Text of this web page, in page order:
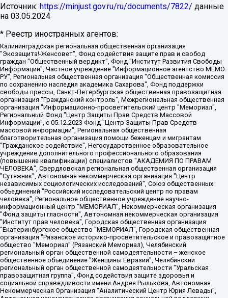
Источник: https://minjust.gov.ru/ru/documents/7822/ данные
на 03.05.2024
* Реестр иностранных агентов:
Калининградская региональная общественная организация "Экозащита!-Женсовет", Фонд содействия защите прав и свобод граждан "Общественный вердикт", Фонд "Институт Развития Свободы Информации", Частное учреждение "Информационное агентство МЕМО. РУ", Региональная общественная организация "Общественная комиссия по сохранению наследия академика Сахарова", Фонд поддержки свободы прессы, Санкт-Петербургская общественная правозащитная организация "Гражданский контроль", Межрегиональная общественная организация "Информационно-просветительский центр "Мемориал", Региональный Фонд "Центр Защиты Прав Средств Массовой Информации", с 05.12.2023 Фонд "Центр Защиты Прав Средств массовой информации", Региональная общественная благотворительная организация помощи беженцам и мигрантам "Гражданское содействие", Негосударственное образовательное учреждение дополнительного профессионального образования (повышение квалификации) специалистов "АКАДЕМИЯ ПО ПРАВАМ ЧЕЛОВЕКА", Свердловская региональная общественная организация "Сутяжник", Автономная некоммерческая организация "Центр независимых социологических исследований", Союз общественных объединений "Российский исследовательский центр по правам человека", Региональное общественное учреждение научно-информационный центр "МЕМОРИАЛ", Некоммерческая организация "Фонд защиты гласности", Автономная некоммерческая организация "Институт прав человека", Городская общественная организация "Екатеринбургское общество "МЕМОРИАЛ", Городская общественная организация "Рязанское историко-просветительское и правозащитное общество "Мемориал" (Рязанский Мемориал), Челябинский региональный орган общественной самодеятельности – женское общественное объединение "Женщины Евразии", Челябинский региональный орган общественной самодеятельности "Уральская правозащитная группа", Фонд содействия защите здоровья и социальной справедливости имени Андрея Рылькова, Автономная Некоммерческая Организация "Аналитический Центр Юрия Левады", Автономная некоммерческая организация социальной поддержки населения "Проект Апрель", Региональная общественная организация помощи женщинам и детям, находящимся в кризисной ситуации "Информационно-методический центр "Анна", Фонд содействия развитию массовых коммуникаций и правовому просвещению "Так-так-Так", Фонд содействия устойчивому развитию "Серебряная тайга", Свердловский региональный общественный фонд социальных проектов "Новое время", "Idel.Реалии", Кавказ.Реалии, Крым.Реалии, Телеканал Настоящее Время, Татаро-башкирская служба Радио Свобода (Azatliq Radiosi), Радио Свободная Европа/Радио Свобода (PCE/PC), "Сибирь.Реалии", "Фактограф", Благотворительный фонд помощи осужденным и их семьям, Автономная некоммерческая организация "Институт глобализации и социальных движений", Фонд "В защиту прав заключенных", Частное учреждение "Центр поддержки и содействия развитию средств массовой информации", Пензенский региональный общественный благотворительный фонд "Гражданский союз", "Север.Реалии", Некоммерческая организация Фонд "Правовая инициатива", Общество с ограниченной ответственностью "Радио Свободная Европа/Радио Свобода", Чешское информационное агентство "MEDIUM-ORIENT", Красноярская региональная общественная организация "Мы против СПИДа", Камалягин Денис Николаевич, Маркелов Сергей Евгеньевич, Пономарев Лев Александрович, Савицкая Людмила Алексеевна, Автономная некоммерческая организация "Центр по работе с проблемой насилия "НАСИЛИЮ.НЕТ", Межрегиональный профессиональный союз работников здравоохранения "Альянс врачей", Юридическое лицо, зарегистрированное в Латвийской Республике, SIA "Medusa Project" (регистрационный номер 40103797863, дата регистрации 10.06.2014), Некоммерческая организация "Фонд по борьбе с коррупцией", Автономная некоммерческая организация "Институт права и публичной политики", Баданин Роман Сергеевич, Гликин Максим Александрович, Железнова Мария Михайловна, Лукьянова Юлия Сергеевна, Маетная Елизавета Витальевна, Маняхин Петр Борисович, Чуракова Ольга Владимировна, Ярош Юлия Петровна, Юридическое лицо "The Insider SIA", зарегистрированное в Риге, Латвийская Республика (дата регистрации 26.06.2015), являющееся администратором доменного имени интернет-издания "The Insider SIA", https://theins.ru, Постернак Алексей Евгеньевич, Рубин Михаил Аркадьевич, Анин Роман Александрович, Юридическое лицо Istories fonds, зарегистрированное в Латвийской Республике (регистрационный номер 50008295751, дата регистрации 24.02.2020), Великовский Дмитрий Александрович, Долинина Ирина Николаевна, Мароховская Алеся Алексеевна, Шлейнов Роман Юрьевич, Шмагун Олеся Валентиновна, Общество с ограниченной ответственностью "Альтаир 2021", Общество с ограниченной ответственностью "Вега 2021", Общество с ограниченной ответственностью "Главный редактор 2021", Общество с ограниченной ответственностью "Ромашки монолит", Важенков Артем Валерьевич, Ивановская областная общественная организация "Центр гендерных исследований", Гурман Юрий Альбертович, Медиапроект "ОВД-Инфо", Егоров Владимир Владимирович, Жилинский Владимир Александрович, Общество с ограниченной ответственностью "ЗП", Иванова София Юрьевна, Карезина Инна Павловна, Кильтау Екатерина Викторовна, Петров Алексей Викторович, Пискунов Сергей Евгеньевич, Смирнов Сергей Сергеевич, Тихонов Михаил Сергеевич, Общество с ограниченной ответственностью "ЖУРНАЛИСТ-ИНОСТРАННЫЙ АГЕНТ", Арапова Галина Юрьевна, Вольтская Татьяна Анатольевна, Американская компания "Mason G.E.S. Anonymous Foundation" (США), являющаяся владельцем интернет-издания https://mnews.world/, Компания "Stichting Bellingcat", зарегистрированная в Нидерландах (дата регистрации 11.07.2018), Захаров Андрей Вячеславович, Клепиковская Екатерина Дмитриевна, Общество с ограниченной ответственностью "МЕМО", Перл Роман Александрович, Симонов Евгений Алексеевич, Соловьева Елена Анатольевна, Сотников Даниил Владимирович, Сурначева Елизавета Дмитриевна, Автономная некоммерческая организация по защите прав человека и информированию населения "Якутия – Наше Мнение", Общество с ограниченной ответственностью "Москоу диджитал медиа", с 26.01.2023 Общество с ограниченной ответственностью "Чайка Белые сады", Ветошкина Валерия Валерьевна, Заговора Максим Александрович, Межрегиональное общественное движение "Российская ЛГБТ - сеть", Оленичев Максим Владимирович, Павлов Иван Юрьевич, Скворцова Елена Сергеевна, Общество с ограниченной ответственностью "Как бы инагент", Кочетков Игорь Викторович, Общество с ограниченной ответственностью "Честные выборы", Еланчик Олег Александрович, Общество с ограниченной ответственностью "Нобелевский призыв", Гималова Регина Эмилевна, Григорьев Андрей Валерьевич, Григорьева Алина Александровна, Ассоциация по содействию защите прав призывников, альтернативнослужащих и военнослужащих "Правозащитная группа "Гражданин.Армия.Право", Хисамова Регина Фаритовна, Автономная некоммерческая организация по реализации социально-правовых программ "Лилит", Дальневосточное общественное движение "Маяк", Санкт-Петербургская ЛГБТ-инициативная группа "Выход", Инициативная группа ЛГБТ+ "Реверс", Алексеев Андрей Викторович, Бекбулатова Таисия Львовна, Беляев Иван Михайлович, Владыкина Елена Сергеевна, Гельман Марат Александрович, Никульшина Вероника Юрьевна, Толоконникова Надежда Андреевна, Шендерович Виктор Анатольевич, Общество с ограниченной ответственностью "Данное сообщение", Общество с ограниченной ответственностью Издательский дом "Новая глава", Айнбиндер Александра Александровна, Московский комьюнити-центр для ЛГБТ+инициатив, Благотворительный фонд развития филантропии, Deutsche Welle (Германия, Kurt-Schumacher-Strasse 3, 53113 Bonn), Борзунова Мария Михайловна, Воробьев Виктор Викторович, Голубева Анна Львовна, Константинова Алла Михайловна, Малкова Ирина Владимировна, Мурадов Мурад Абдулгалимович, Осетинская Елизавета Николаевна, Понасенков Евгений Николаевич, Ганапольский Матвей Юрьевич, Киселев Евгений Алексеевич, Борухович Ирина Григорьевна, Дремин Иван Тимофеевич, Дубровский Дмитрий Викторович, Красноярская региональная общественная организация поддержки и развития альтернативных образовательных технологий и межкультурных коммуникаций "ИНТЕРРА", Маяковская Екатерина Алексеевна, Фейгин Марк Захарович, Филимонов Андрей Викторович, Дзугкоева Регина Николаевна, Доброхотов Роман Александрович, Дудь Юрий Александрович, Елкин Сергей Владимирович, Кругликов Кирилл Игоревич, Сабунаева Мария Леонидовна, Семенов Алексей Владимирович, Шаинян Карен Багратович, Шульман Екатерина Михайловна, Асафьев Артур Валерьевич, Вахштайн Виктор Семенович, Венедиктов Алексей Алексеевич, Лушникова Екатерина Евгеньевна, Волков Леонид Михайлович, Невзоров Александр Глебович, Пархоменко Сергей Борисович, Сироткин Ярослав Николаевич, Кара-Мурза Владимир Владимирович, Баранова Наталья Владимировна, Гозман Леонид Яковлевич, Кагарлицкий Борис Юльевич, Климарев Михаил Валерьевич, Милов Владимир Станиславович, Автономная некоммерческая организация Краснодарский центр современного искусства "Типография", Моргенштерн Алишер Тагирович, Соболь Любовь Эдуардовна, Общество с ограниченной ответственностью "ЛИЗА НОРМ", Каспаров Гарри Кимович, Ходорковский Михаил Борисович, Общество с ограниченной ответственностью "Апрельские тезисы", Данилович Ирина Брониславовна, Кашин Олег Владимирович, Петров Николай Владимирович, Пивоваров Алексей Владимирович, Соколов Михаил Владимирович, Цветкова Юлия Владимировна, Чичваркин Евгений Александрович, Комитет против пыток/Команда против пыток, Общество с ограниченной ответственностью "Первый научный", Общество с ограниченной ответственностью "Вертолет и ко", Белоцерковская Вероника Борисовна, Кац Максим Евгеньевич, Лазарева Татьяна Юрьевна, Шаведдинов Руслан Табризович, Яшин Илья Валерьевич, Общество с ограниченной ответственностью "Иноагент ААВ", Алешковский Дмитрий Петрович, Альбац Евгения Марковна, Быков Дмитрий Львович, Галямина Юлия Евгеньевна, Лойко Сергей Леонидович, Мартынов Кирилл Константинович, Медведев Сергей Александрович, Крашенинников Федор Геннадиевич, Гордеева Катерина Вл